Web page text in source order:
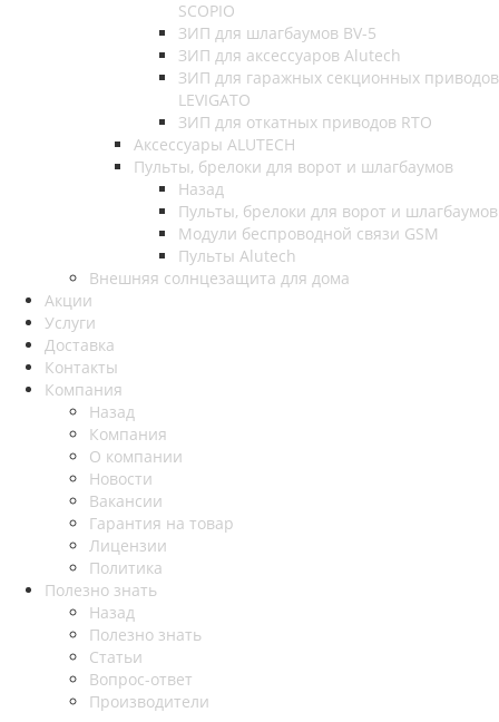
SCOPIO
ЗИП для шлагбаумов BV-5
ЗИП для аксессуаров Alutech
ЗИП для гаражных секционных приводов
LEVIGATO
ЗИП для откатных приводов RTO
Аксессуары ALUTECH
Пульты, брелоки для ворот и шлагбаумов
Назад
Пульты, брелоки для ворот и шлагбаумов
Модули беспроводной связи GSM
Пульты Alutech
Внешняя солнцезащита для дома
Акции
Услуги
Доставка
Контакты
Компания
Назад
Компания
О компании
Новости
Вакансии
Гарантия на товар
Лицензии
Политика
Полезно знать
Назад
Полезно знать
Статьи
Вопрос-ответ
Производители